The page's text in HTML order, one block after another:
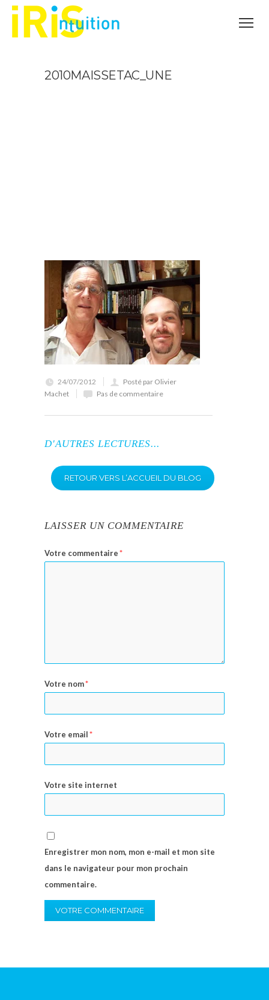
2010MAISSETAC_UNE
24/07/2012
Posté par Olivier
Machet
Pas de commentaire
D'AUTRES LECTURES...
RETOUR VERS L’ACCUEIL DU BLOG
LAISSER UN COMMENTAIRE
Votre commentaire*
Votre nom*
Votre email*
Votre site internet
Enregistrer mon nom, mon e-mail et mon site
dans le navigateur pour mon prochain
commentaire.